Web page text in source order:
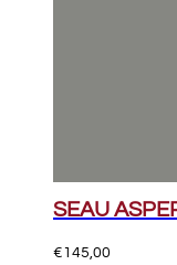
SEAU
€145,00